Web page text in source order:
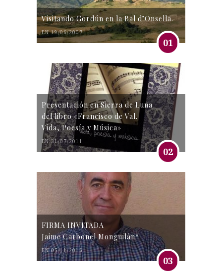
Visitando Gordún en la Bal d’Onsella.
EN 19/06/2007
01
Presentación en Sierra de Luna
del libro «Francisco de Val.
Vida, Poesía y Música»
EN 31/07/2011
02
FIRMA INVITADA
Jaime Carbonel Monguilán*
EN 05/11/2016
03